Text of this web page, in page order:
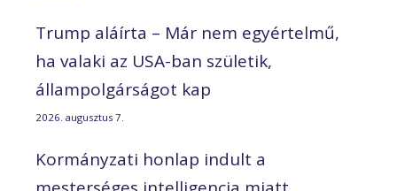
Trump aláírta – Már nem egyértelmű,
ha valaki az USA-ban születik,
állampolgárságot kap
2026. augusztus 7.
Kormányzati honlap indult a